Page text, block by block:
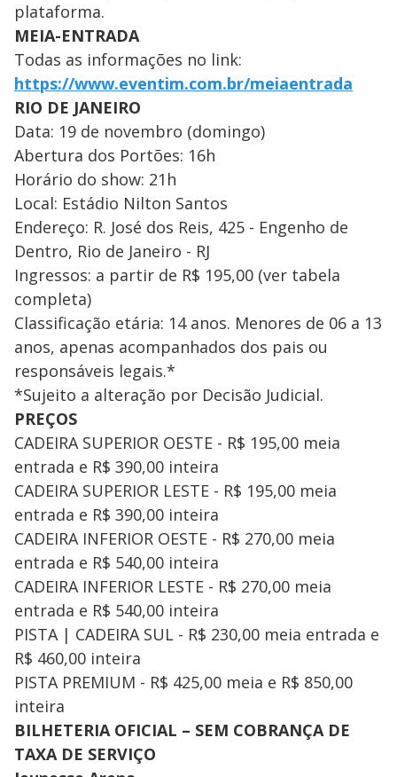
plataforma.
MEIA-ENTRADA
Todas as informações no link:
https://www.eventim.com.br/meiaentrada
RIO DE JANEIRO
Data: 19 de novembro (domingo)
Abertura dos Portões: 16h
Horário do show: 21h
Local: Estádio Nilton Santos
Endereço: R. José dos Reis, 425 - Engenho de
Dentro, Rio de Janeiro - RJ
Ingressos: a partir de R$ 195,00 (ver tabela
completa)
Classificação etária: 14 anos. Menores de 06 a 13
anos, apenas acompanhados dos pais ou
responsáveis legais.*
*Sujeito a alteração por Decisão Judicial.
PREÇOS
CADEIRA SUPERIOR OESTE - R$ 195,00 meia
entrada e R$ 390,00 inteira
CADEIRA SUPERIOR LESTE - R$ 195,00 meia
entrada e R$ 390,00 inteira
CADEIRA INFERIOR OESTE - R$ 270,00 meia
entrada e R$ 540,00 inteira
CADEIRA INFERIOR LESTE - R$ 270,00 meia
entrada e R$ 540,00 inteira
PISTA | CADEIRA SUL - R$ 230,00 meia entrada e
R$ 460,00 inteira
PISTA PREMIUM - R$ 425,00 meia e R$ 850,00
inteira
BILHETERIA OFICIAL – SEM COBRANÇA DE
TAXA DE SERVIÇO